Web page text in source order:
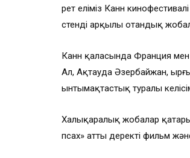
рет еліміз Канн
стенді арқылы отандық
Канн қаласында Франция
Ал, Ақтауда Әзербайжан,
ынтымақтастық туралы
Халықаралық жобалар
псах» атты деректі фильм